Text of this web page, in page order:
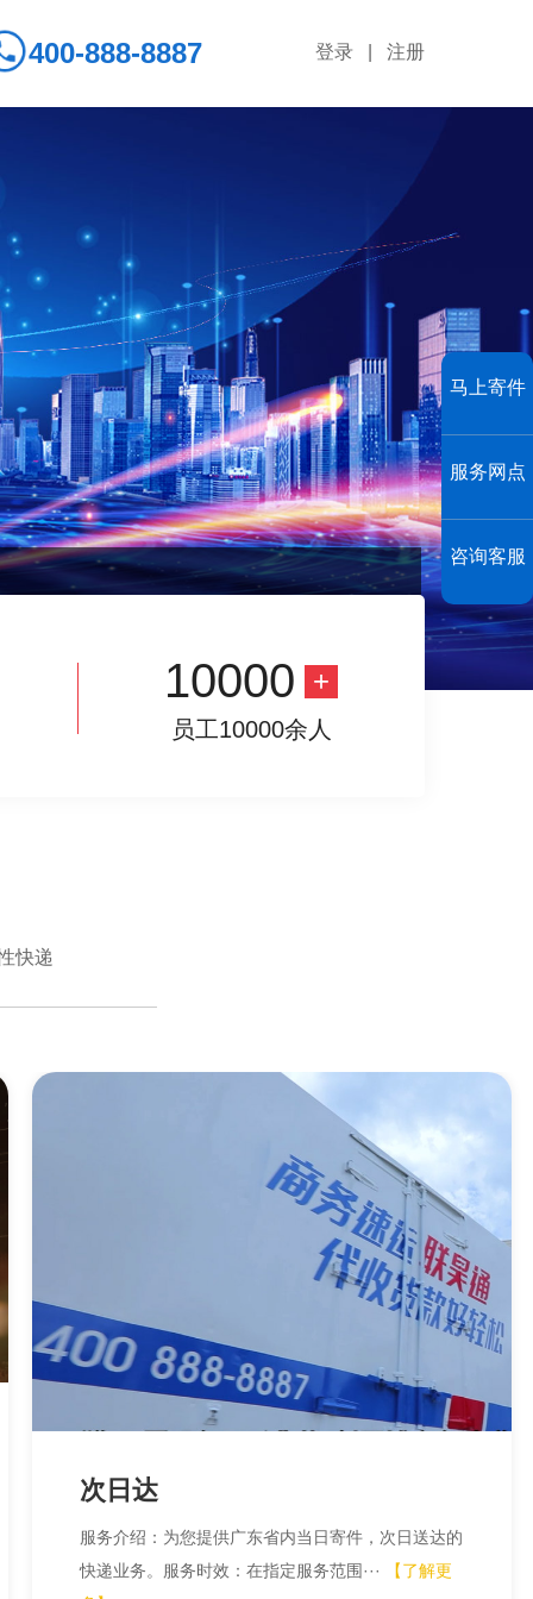
400-888-8887 登录 | 注册
10000
员工10000余人
快递
次日达
服务介绍：为您提供广东省内当日寄件，次日送达的
快递业务。服务时效：在指定服务范围···
【了解更
马上寄件
服务网点
咨询客服